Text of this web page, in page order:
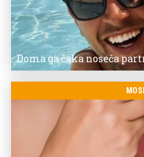
Doma ga čaka noseča